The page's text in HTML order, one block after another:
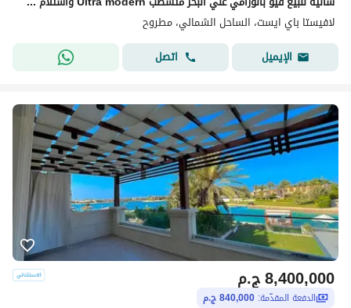
لافيستا باي ايست، الساحل الشمالي، مطروح
الإيميل
اتصل
ج.م8,400,000
الدفعة المقدّمة: 840,000 ج.م